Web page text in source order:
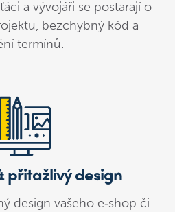
a vývojáři se postarají o
bezchybný kód a
termínů.
přitažlivý design
design vašeho e‑shop či